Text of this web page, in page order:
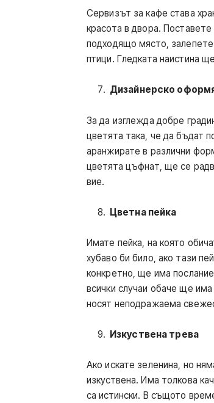
Сервизът за кафе става
красота в двора.
подходящо място,
птици. Гледката наистина
Дизайнерско
За да изглежда добре
цветята така, че да бъдат
аранжирате в различни
цветята цъфнат, ще се
вие.
Цветна пейка
Имате пейка, на която
хубаво би било, ако тази
конкретно, ще има
всички случаи обаче ще
носят неподражаема
Изкуствена трева
Ако искате зеленина, но
изкуствена. Има толкова
са истински. В същото